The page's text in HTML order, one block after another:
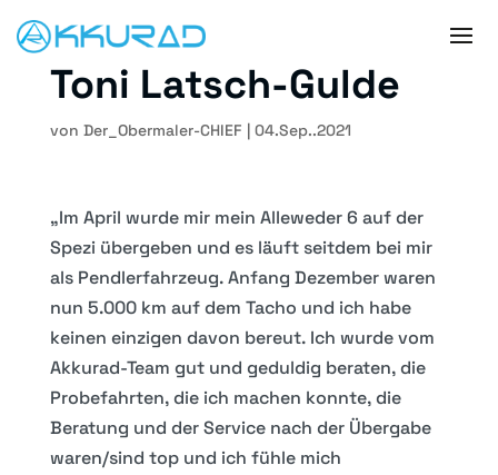
Toni Latsch-Gulde
von Der_Obermaler-CHIEF | 04.Sep..2021
„Im April wurde mir mein Alleweder 6 auf der
Spezi übergeben und es läuft seitdem bei mir
als Pendlerfahrzeug. Anfang Dezember waren
nun 5.000 km auf dem Tacho und ich habe
keinen einzigen davon bereut. Ich wurde vom
Akkurad-Team gut und geduldig beraten, die
Probefahrten, die ich machen konnte, die
Beratung und der Service nach der Übergabe
waren/sind top und ich fühle mich